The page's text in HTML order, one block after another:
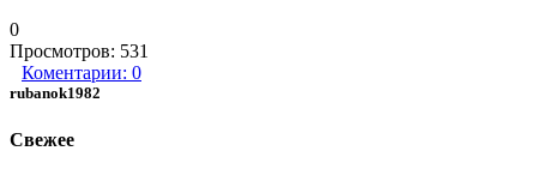
0
Просмотров: 531
Коментарии: 0
rubanok1982
Свежее